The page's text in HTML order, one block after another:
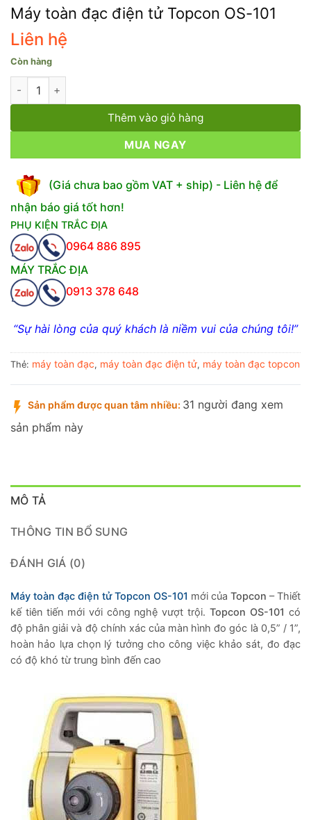
Máy toàn đạc điện tử Topcon OS-101
Liên hệ
Còn hàng
Máy toàn đạc điện tử Topcon OS-101 số lượng
Thêm vào giỏ hàng
MUA NGAY
(Giá chưa bao gồm VAT + ship) - Liên hệ để
nhận báo giá tốt hơn!
PHỤ KIỆN TRẮC ĐỊA
0964 886 895
MÁY TRẮC ĐỊA
0913 378 648
“Sự hài lòng của quý khách là niềm vui của chúng tôi!”
Thẻ: máy toàn đạc, máy toàn đạc điện tử, máy toàn đạc topcon
Sản phẩm được quan tâm nhiều: 31 người đang xem
sản phẩm này
MÔ TẢ
THÔNG TIN BỔ SUNG
ĐÁNH GIÁ (0)
Máy toàn đạc điện tử Topcon OS-101 mới của Topcon – Thiết
kế tiên tiến mới với công nghệ vượt trội.Topcon OS-101 có
độ phân giải và độ chính xác của màn hình đo góc là 0,5” / 1”,
hoàn hảo lựa chọn lý tưởng cho công việc khảo sát, đo đạc
có độ khó từ trung bình đến cao